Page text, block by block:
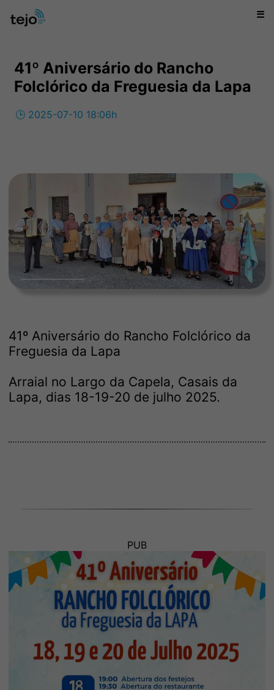
☰
41º Aniversário do Rancho
Folclórico da Freguesia da Lapa
🕒 2025-07-10 18:06h
41º Aniversário do Rancho Folclórico da
Freguesia da Lapa
Arraial no Largo da Capela, Casais da
Lapa, dias 18-19-20 de julho 2025.
PUB